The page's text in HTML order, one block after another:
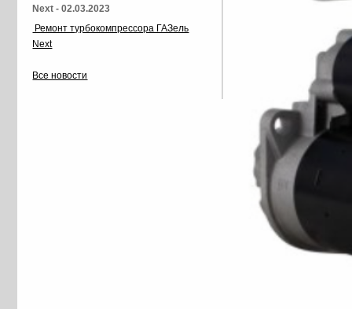
Next - 02.03.2023
Ремонт турбокомпрессора ГАЗель
Next
Все новости